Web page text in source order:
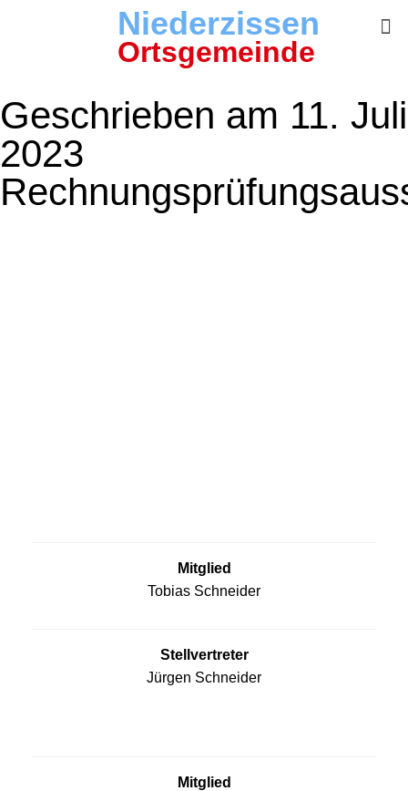
Niederzissen
Ortsgemeinde
Geschrieben am 11. Juli
2023
Mitglied
Tobias Schneider
Stellvertreter
Jürgen Schneider
Mitglied